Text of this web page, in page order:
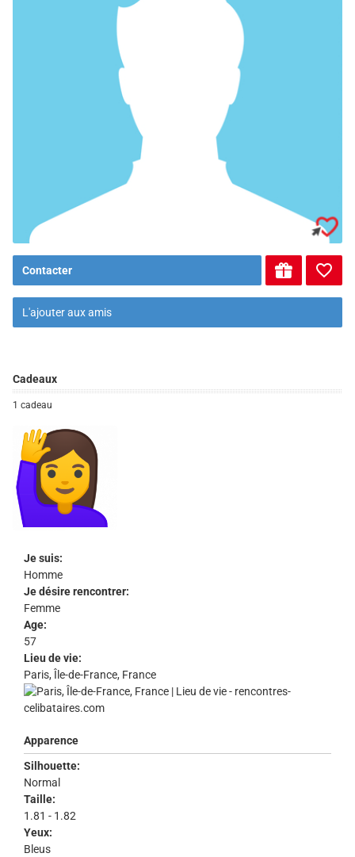
Contacter
L'ajouter aux amis
Cadeaux
1 cadeau
Je suis:
Homme
Je désire rencontrer:
Femme
Age:
57
Lieu de vie:
Paris, Île-de-France, France
Apparence
Silhouette:
Normal
Taille:
1.81 - 1.82
Yeux:
Bleus